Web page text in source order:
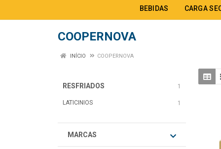
BEBIDAS CARGA
COOPERNOVA
INÍCIO COOPERNOVA
RESFRIADOS 1
LATICINIOS 1
MARCAS